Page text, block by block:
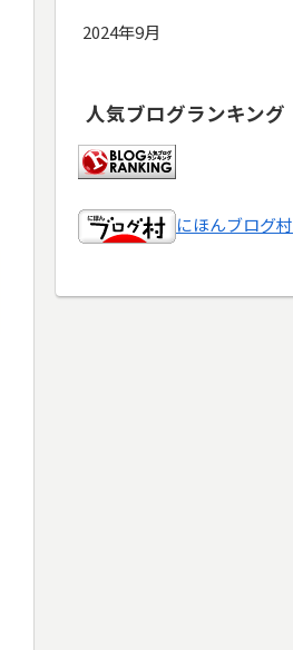
2024年9月
人気ブログランキング
にほんブログ村